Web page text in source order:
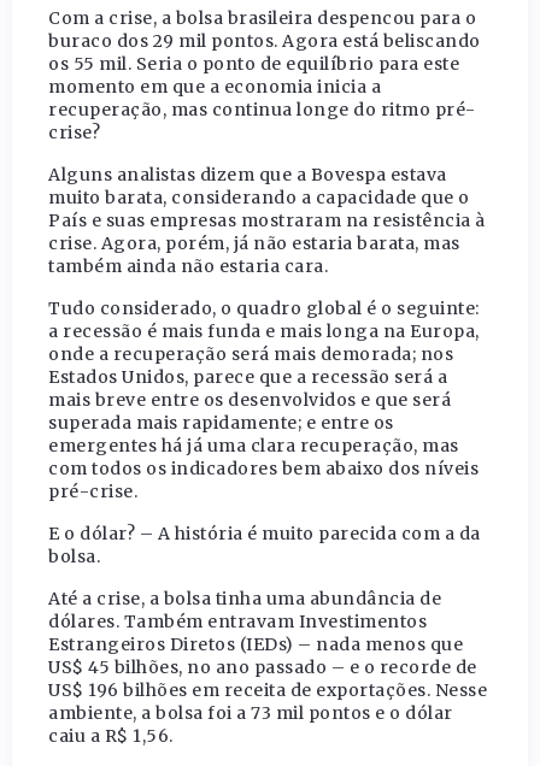
Com a crise, a bolsa brasileira despencou para o
buraco dos 29 mil pontos. Agora está beliscando
os 55 mil. Seria o ponto de equilíbrio para este
momento em que a economia inicia a
recuperação, mas continua longe do ritmo pré-
crise?
Alguns analistas dizem que a Bovespa estava
muito barata, considerando a capacidade que o
País e suas empresas mostraram na resistência à
crise. Agora, porém, já não estaria barata, mas
também ainda não estaria cara.
Tudo considerado, o quadro global é o seguinte:
a recessão é mais funda e mais longa na Europa,
onde a recuperação será mais demorada; nos
Estados Unidos, parece que a recessão será a
mais breve entre os desenvolvidos e que será
superada mais rapidamente; e entre os
emergentes há já uma clara recuperação, mas
com todos os indicadores bem abaixo dos níveis
pré-crise.
E o dólar? – A história é muito parecida com a da
bolsa.
Até a crise, a bolsa tinha uma abundância de
dólares. Também entravam Investimentos
Estrangeiros Diretos (IEDs) – nada menos que
US$ 45 bilhões, no ano passado – e o recorde de
US$ 196 bilhões em receita de exportações. Nesse
ambiente, a bolsa foi a 73 mil pontos e o dólar
caiu a R$ 1,56.